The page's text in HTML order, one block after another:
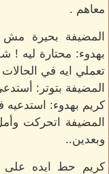
معاهم .
المضيفة بحيرة مش
بهدوء: محتارة ليه !
تعملي ايه في
المضيفة بتوتر:
كريم بهدوء: استدعيه
المضيفة اتحركت
وبعدين..
كريم حط ايده على